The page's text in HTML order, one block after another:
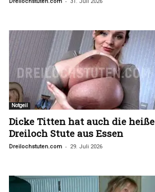
Notgeil
Dicke Titten hat auch die heiße
Dreiloch Stute aus Essen
Dreilochstuten.com - 29. Juli 2026